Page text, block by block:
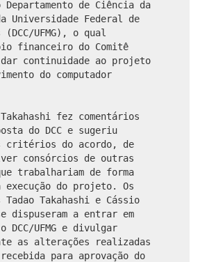
Departamento de Ciência da
Universidade Federal de
UFMG), o qual
financeiro do Comitê
continuidade ao projeto
do computador
fez comentários
do DCC e sugeriu
critérios do acordo, de
consórcios de outras
trabalhariam de forma
execução do projeto. Os
Takahashi e Cássio
dispuseram a entrar em
DCC/UFMG e divulgar
as alterações realizadas
para aprovação do